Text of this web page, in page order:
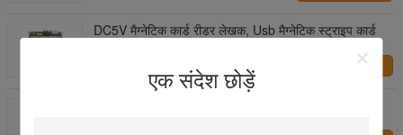
एक संदेश छोड़ें
DC5V मैग्नेटिक कार्ड रीडर लेखक, Usb मैग्नेटिक स्ट्राइप कार्ड
रीडर CRT-288-B
हमसे संपर्क करें